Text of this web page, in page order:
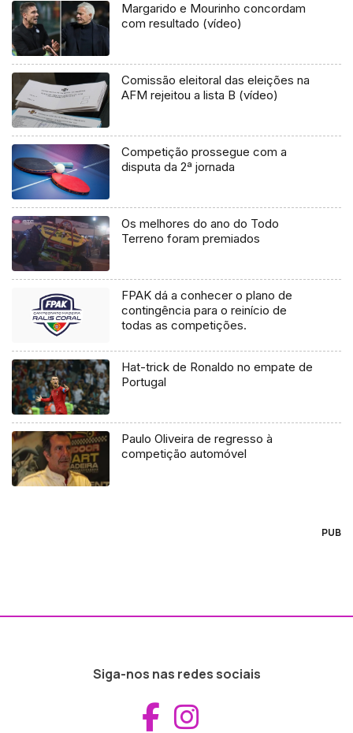
Margarido e Mourinho concordam
com resultado (vídeo)
Comissão eleitoral das eleições na
AFM rejeitou a lista B (vídeo)
Competição prossegue com a
disputa da 2ª jornada
Os melhores do ano do Todo
Terreno foram premiados
FPAK dá a conhecer o plano de
contingência para o reinício de
todas as competições.
Hat-trick de Ronaldo no empate de
Portugal
Paulo Oliveira de regresso à
competição automóvel
PUB
Siga-nos nas redes sociais
Aceder ao